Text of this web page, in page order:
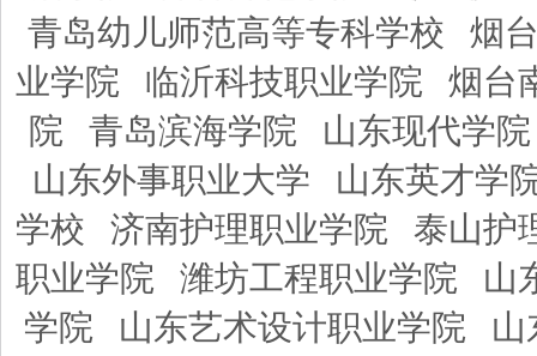
青岛幼儿师范高等专科学校
烟
业学院
临沂科技职业学院
烟台
院
青岛滨海学院
山东现代学院
山东外事职业大学
山东英才学
学校
济南护理职业学院
泰山护
职业学院
潍坊工程职业学院
山
学院
山东艺术设计职业学院
山